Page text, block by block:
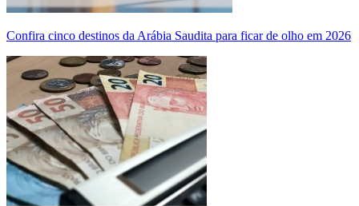
Confira cinco destinos da Arábia Saudita para ficar de olho em 2026